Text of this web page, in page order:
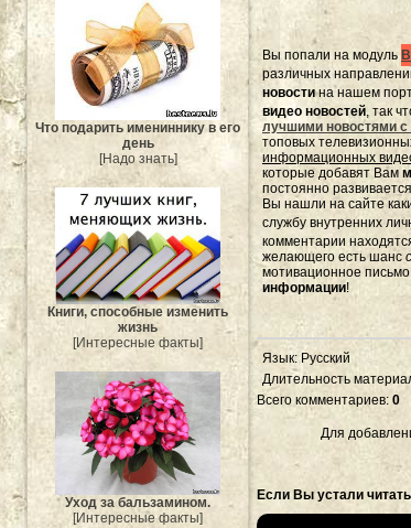
Что подарить имениннику в его
день
[Надо знать]
Книги, способные изменить
жизнь
[Интересные факты]
Уход за бальзамином.
[Интересные факты]
Вы попали на модуль
различных
новостина нашем
видео новостей, так
лучшими новостями с
топовых
информационных
которые добавят Вам
постоянно
Вы нашли на сайте
службу внутренних
комментарии
желающего есть шанс
мотивационное
информации!
Язык: Русский
Длительность
Всего комментариев: 0
Для
Если Вы устали